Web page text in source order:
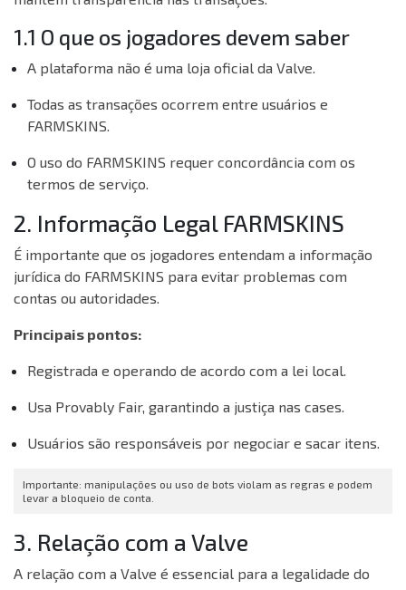
1.1 O que os jogadores devem saber
A plataforma não é uma loja oficial da Valve.
Todas as transações ocorrem entre usuários e
FARMSKINS.
O uso do FARMSKINS requer concordância com os
termos de serviço.
2. Informação Legal FARMSKINS
É importante que os jogadores entendam a informação
jurídica do FARMSKINS para evitar problemas com
contas ou autoridades.
Principais pontos:
Registrada e operando de acordo com a lei local.
Usa Provably Fair, garantindo a justiça nas cases.
Usuários são responsáveis por negociar e sacar itens.
Importante: manipulações ou uso de bots violam as regras e podem
levar a bloqueio de conta.
3. Relação com a Valve
A relação com a Valve é essencial para a legalidade do